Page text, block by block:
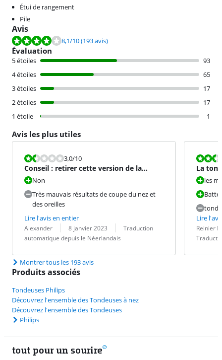
Étui de rangement
Pile
Avis
La note est de 8,1 sur 10, basée sur 193 avis.
8,1/10(193 avis)
Évaluation
5 étoiles
93
4 étoiles
65
3 étoiles
17
2 étoiles
17
1 étoile
1
Avis les plus utiles
La note est 3,0 sur 10.
3,0/10
Conseil : retirer cette version de la
gamme
Non
Très mauvais résultats de coupe du nez et
des oreilles
Lire l'avis en entier
Évaluation par :
Alexander
Date : 8 janvier 2023
Traduction :
Traduction
automatique depuis le Néerlandais
La note est
La
couper
les
Lire
Évaluation
Reinier
Date :
Traduction :
Montrer tous les 193 avis
Produits associés
Tondeuses Philips
Découvrez l'ensemble des Tondeuses à nez
Découvrez l'ensemble des Tondeuses
Philips
tout pour un sourire